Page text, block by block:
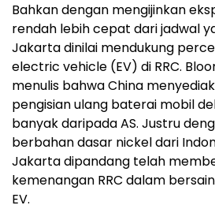
Bahkan dengan mengijinkan
rendah lebih cepat dari jadwal
Jakarta dinilai mendukung
electric vehicle (EV) di RRC.
menulis bahwa China
pengisian ulang baterai mobil
banyak daripada AS. Justru
berbahan dasar nickel dari
Jakarta dipandang telah
kemenangan RRC dalam
EV.